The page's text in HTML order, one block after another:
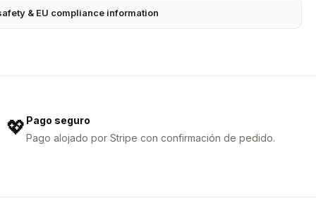
& EU compliance information
💖Pago seguro
Pago alojado por Stripe con confirmación de pedido.